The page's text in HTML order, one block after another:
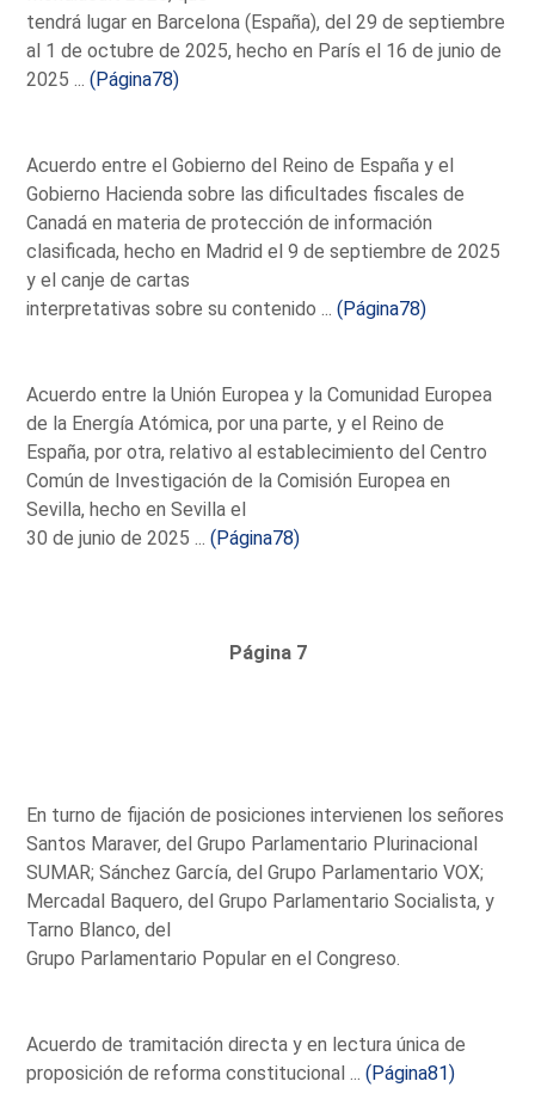
tendrá lugar en Barcelona (España), del 29 de septiembre
al 1 de octubre de 2025, hecho en París el 16 de junio de
2025 ...(Página78)
Acuerdo entre el Gobierno del Reino de España y el
Gobierno Hacienda sobre las dificultades fiscales de
Canadá en materia de protección de información
clasificada, hecho en Madrid el 9 de septiembre de 2025
y el canje de cartas
interpretativas sobre su contenido ...(Página78)
Acuerdo entre la Unión Europea y la Comunidad Europea
de la Energía Atómica, por una parte, y el Reino de
España, por otra, relativo al establecimiento del Centro
Común de Investigación de la Comisión Europea en
Sevilla, hecho en Sevilla el
30 de junio de 2025 ...(Página78)
Página 7
En turno de fijación de posiciones intervienen los señores
Santos Maraver, del Grupo Parlamentario Plurinacional
SUMAR; Sánchez García, del Grupo Parlamentario VOX;
Mercadal Baquero, del Grupo Parlamentario Socialista, y
Tarno Blanco, del
Grupo Parlamentario Popular en el Congreso.
Acuerdo de tramitación directa y en lectura única de
proposición de reforma constitucional ...(Página81)